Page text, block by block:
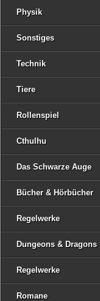
Physik
Sonstiges
Technik
Tiere
Rollenspiel
Cthulhu
Das Schwarze Auge
Bücher & Hörbücher
Regelwerke
Dungeons & Dragons
Regelwerke
Romane